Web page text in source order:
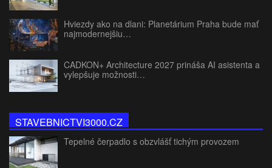
Hviezdy ako na dlani: Planetárium Praha bude mať
najmodernejšiu…
CADKON+ Architecture 2027 prináša AI asistenta a
vylepšuje možnosti…
STAVEBNICTVI3000.CZ
Tepelné čerpadlo s obzvlášť tichým provozem